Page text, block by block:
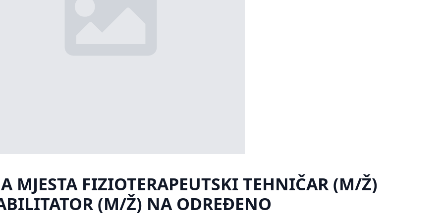
MJESTA FIZIOTERAPEUTSKI TEHNIČAR (M/Ž)
(M/Ž) NA ODREĐENO